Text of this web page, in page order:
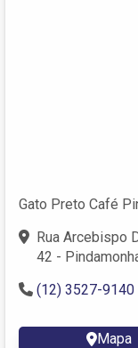
Gato Preto Café
Rua Arcebispo
42 -
(12) 3527-9140
Mapa